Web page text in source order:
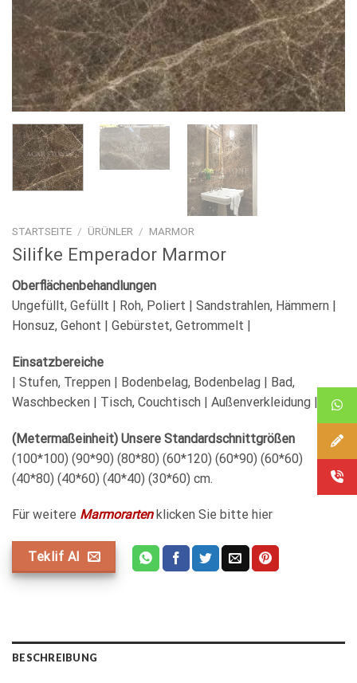
STARTSEITE / ÜRÜNLER / MARMOR
Silifke Emperador Marmor
Oberflächenbehandlungen
Ungefüllt, Gefüllt | Roh, Poliert | Sandstrahlen, Hämmern |
Honsuz, Gehont | Gebürstet, Getrommelt |
Einsatzbereiche
| Stufen, Treppen | Bodenbelag, Bodenbelag | Bad,
Waschbecken | Tisch, Couchtisch | Außenverkleidung |
(Metermaßeinheit) Unsere Standardschnittgrößen
(100*100) (90*90) (80*80) (60*120) (60*90) (60*60)
(40*80) (40*60) (40*40) (30*60) cm.
Für weitere Marmorartenklicken Sie bitte hier
Teklif Al
BESCHREIBUNG